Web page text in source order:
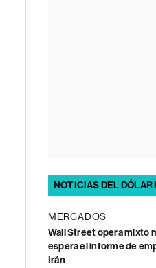
NOTICIAS DEL DÓLAR
MERCADOS
Wall Street opera mixto
espera el informe de
Irán